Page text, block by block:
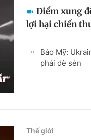
Điểm xung
lợi hại chiến
Báo Mỹ:
phải dè sẻn
Thế giới